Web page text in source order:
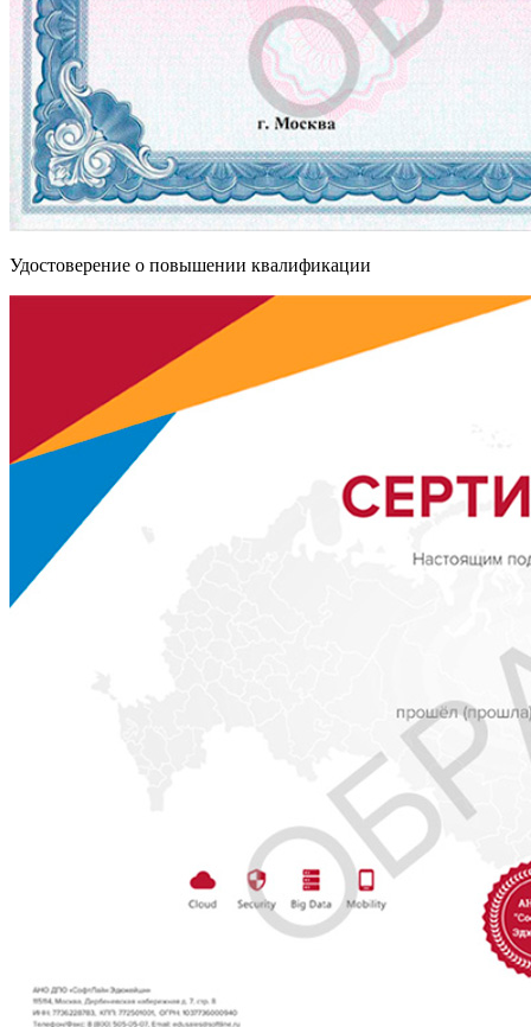
Удостоверение о повышении квалификации